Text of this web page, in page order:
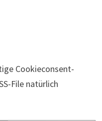
Cookieconsent-
File natürlich